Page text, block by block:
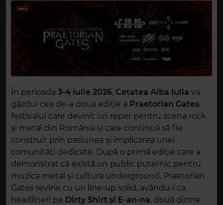
În perioada 3-4 iulie 2026, Cetatea Alba Iulia va
găzdui cea de-a doua ediție a Praetorian Gates,
festivalul care devinit un reper pentru scena rock
și metal din România și care continuă să fie
construit prin pasiunea și implicarea unei
comunități dedicate. După o primă ediție care a
demonstrat că există un public puternic pentru
muzica metal și cultura underground, Praetorian
Gates revine cu un line-up solid, avându-i ca
headlineri pe Dirty Shirt și E-an-na, două dintre